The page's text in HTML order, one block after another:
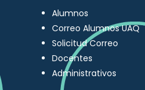
Alumnos
Correo Alumnos UAQ
Solicitud Correo
Docentes
Administrativos